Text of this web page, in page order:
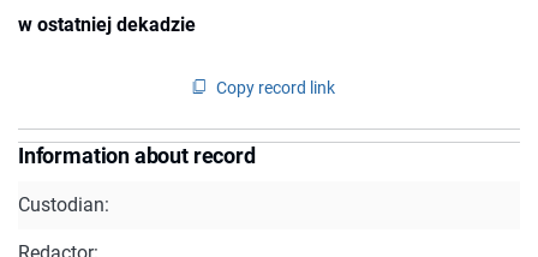
w ostatniej dekadzie
Copy record link
Information about record
Custodian:
Redactor: